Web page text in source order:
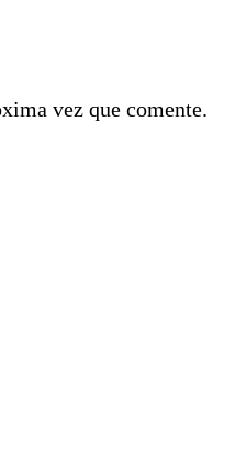
vez que comente.